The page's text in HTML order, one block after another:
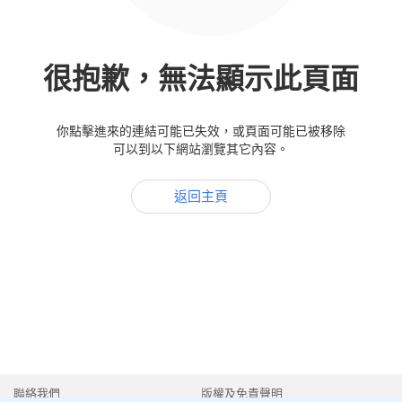
很抱歉，無法顯示此頁面
你點擊進來的連結可能已失效，或頁面可能已被移除
可以到以下網站瀏覽其它內容。
返回主頁
聯絡我們 版權及免責聲明